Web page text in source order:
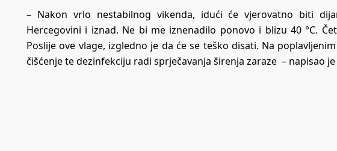
– Nakon vrlo nestabilnog vikenda, idući će vjerovatno biti
Hercegovini i iznad. Ne bi me iznenadilo ponovo i blizu 40 °C.
Poslije ove vlage, izgledno je da će se teško disati. Na
čišćenje te dezinfekciju radi sprječavanja širenja zaraze – napisao je